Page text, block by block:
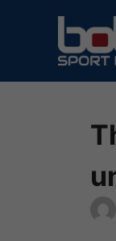
contenuto